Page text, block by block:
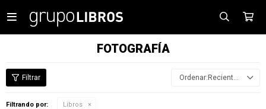

FOTOGRAFÍA
Recientes
Filtrando por: Libros